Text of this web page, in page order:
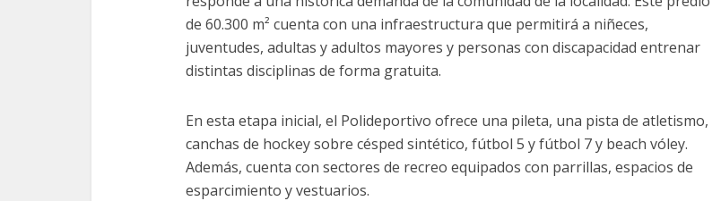
de 60.300 m² cuenta con una infraestructura que permitirá a niñeces,
juventudes, adultas y adultos mayores y personas con discapacidad entrenar
distintas disciplinas de forma gratuita.
En esta etapa inicial, el Polideportivo ofrece una pileta, una pista de atletismo,
canchas de hockey sobre césped sintético, fútbol 5 y fútbol 7 y beach vóley.
Además, cuenta con sectores de recreo equipados con parrillas, espacios de
esparcimiento y vestuarios.